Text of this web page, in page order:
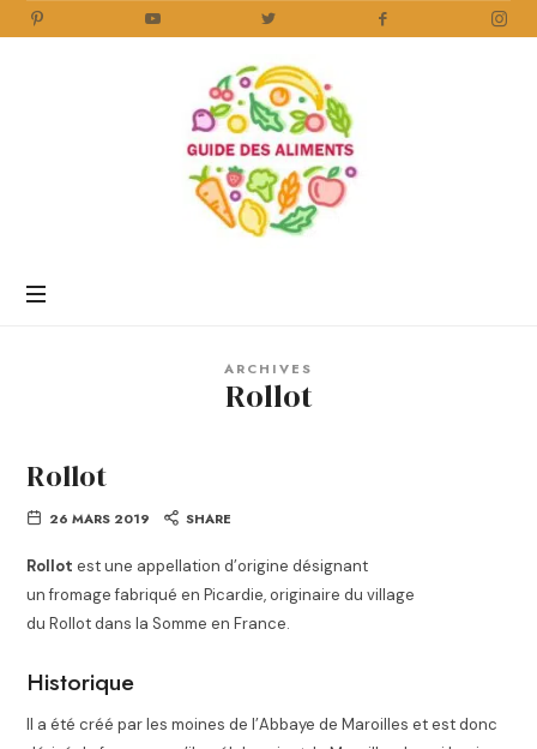
Aliments
ARCHIVES
Rollot
Rollot
26 MARS 2019 SHARE
Rollot est une appellation d’origine désignant
un fromage fabriqué en Picardie, originaire du village
du Rollot dans la Somme en France.
Historique
Il a été créé par les moines de l’Abbaye de Maroilles et est donc